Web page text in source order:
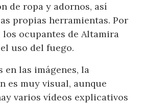
de ropa y adornos, así
propias herramientas. Por
los ocupantes de Altamira
uso del fuego.
en las imágenes, la
es muy visual, aunque
varios vídeos explicativos